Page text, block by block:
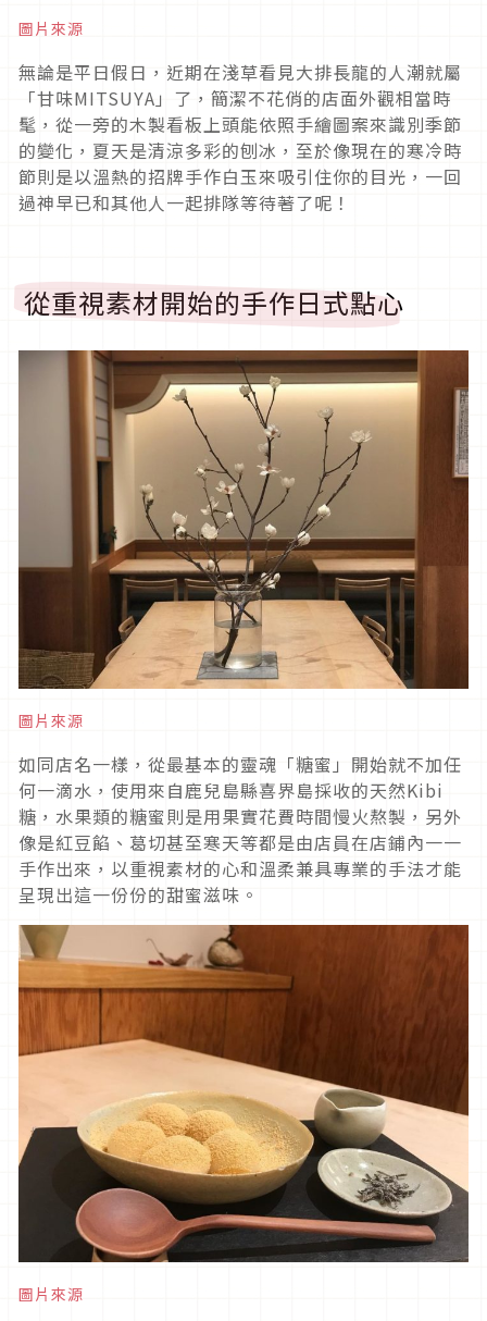
圖片來源
無論是平日假日，近期在淺草看見大排長龍的人潮就屬
「甘味MITSUYA」了，簡潔不花俏的店面外觀相當時
髦，從一旁的木製看板上頭能依照手繪圖案來識別季節
的變化，夏天是清涼多彩的刨冰，至於像現在的寒冷時
節則是以溫熱的招牌手作白玉來吸引住你的目光，一回
過神早已和其他人一起排隊等待著了呢！
從重視素材開始的手作日式點心
圖片來源
如同店名一樣，從最基本的靈魂「糖蜜」開始就不加任
何一滴水，使用來自鹿兒島縣喜界島採收的天然Kibi
糖，水果類的糖蜜則是用果實花費時間慢火熬製，另外
像是紅豆餡、葛切甚至寒天等都是由店員在店鋪內一一
手作出來，以重視素材的心和溫柔兼具專業的手法才能
呈現出這一份份的甜蜜滋味。
圖片來源